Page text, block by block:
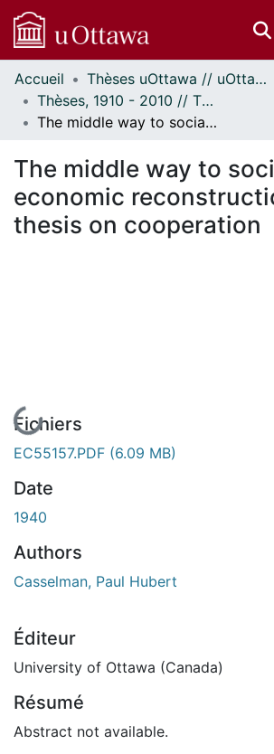
Communautés
et collections
Parcourir
À propos
Accueil
Thèses uOttawa // uOttawa Theses
Thèses, 1910 - 2010 // Theses, 1910 - 2010
The middle way to social and economic reconstruction: A thesis on cooperation
The middle way to
economic
thesis on cooperation
En cours de chargement...
Fichiers
EC55157.PDF (6.09 MB)
Date
1940
Authors
Casselman, Paul Hubert
Éditeur
University of Ottawa (Canada)
Résumé
Abstract not available.